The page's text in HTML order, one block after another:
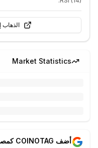
الذهاب
Market Statistics
أضف COINOTAG كمصدر مفضل